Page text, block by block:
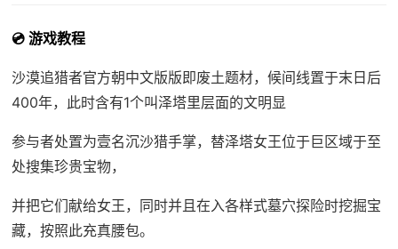
💿 游戏教程
沙漠追猎者官方朝中文版版即废土题材，候间线置于末日后
400年，此时含有1个叫泽塔里层面的文明显
参与者处置为壹名沉沙猎手掌，替泽塔女王位于巨区域于至
处搜集珍贵宝物，
并把它们献给女王，同时并且在入各样式墓穴探险时挖掘宝
藏，按照此充真腰包。